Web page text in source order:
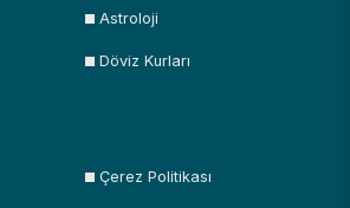
Astroloji
Döviz Kurları
Çerez Politikası